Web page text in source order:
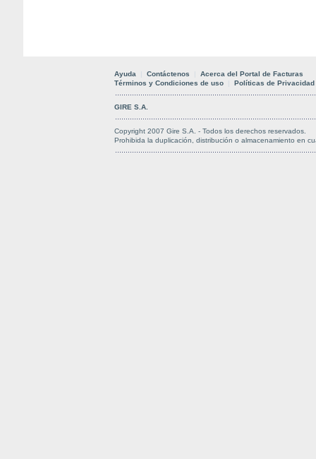
Ayuda Contáctenos
Acerca del Portal de Facturas
Términos y Condiciones de uso
Políticas de Privacidad
GIRE S.A.
Copyright 2007 Gire S.A. - Todos los derechos reservados.
Prohibida la duplicación, distribución o almacenamiento en